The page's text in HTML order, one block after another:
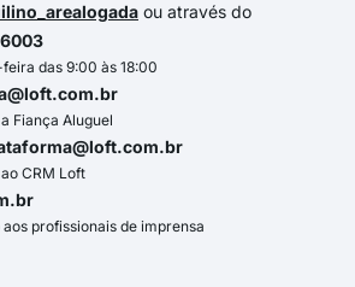
ou através do
das 9:00 às 18:00
Fiança Aluguel
CRM Loft
profissionais de imprensa